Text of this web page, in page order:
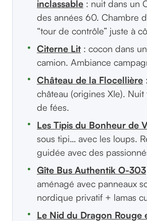
inclassable : nuit dans un
des années 60. Chambre
“tour de contrôle” juste à
Citerne Lit : cocon dans
camion. Ambiance
Château de la Flocellière
château (origines XIe).
de fées.
Les Tipis du Bonheur de
sous tipi… avec les loups.
guidée avec des
Gîte Bus Authentik O-303
aménagé avec panneaux
nordique privatif + lamas
Le Nid du Dragon Rouge